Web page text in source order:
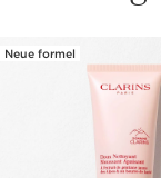
WEITER ZUM
Neue formel